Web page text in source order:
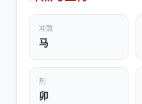
冲煞
马
刑
卯